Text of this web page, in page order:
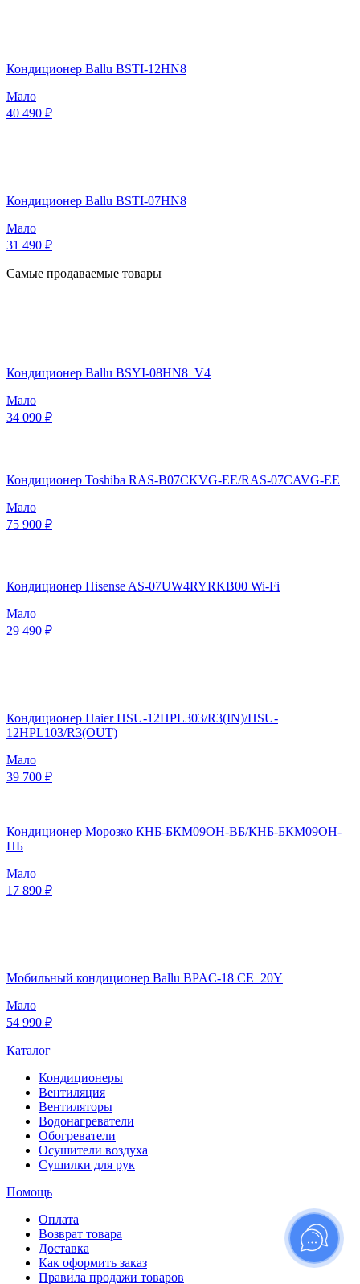
Кондиционер Ballu BSTI-12HN8
Мало
40 490 ₽
Кондиционер Ballu BSTI-07HN8
Мало
31 490 ₽
Самые продаваемые товары
Кондиционер Ballu BSYI-08HN8_V4
Мало
34 090 ₽
Кондиционер Toshiba RAS-B07CKVG-EE/RAS-07CAVG-EE
Мало
75 900 ₽
Кондиционер Hisense AS-07UW4RYRKB00 Wi-Fi
Мало
29 490 ₽
Кондиционер Haier HSU-12HPL303/R3(IN)/HSU-
12HPL103/R3(OUT)
Мало
39 700 ₽
Кондиционер Морозко КНБ-БКМ09ОН-ВБ/КНБ-БКМ09ОН-
НБ
Мало
17 890 ₽
Мобильный кондиционер Ballu BPAC-18 CE_20Y
Мало
54 990 ₽
Каталог
Кондиционеры
Вентиляция
Вентиляторы
Водонагреватели
Обогреватели
Осушители воздуха
Сушилки для рук
Помощь
Оплата
Возврат товара
Доставка
Как оформить заказ
Правила продажи товаров